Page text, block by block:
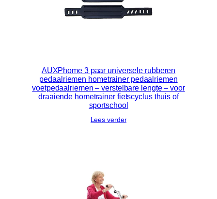
AUXPhome 3 paar universele rubberen
pedaalriemen hometrainer pedaalriemen
voetpedaalriemen – verstelbare lengte – voor
draaiende hometrainer fietscyclus thuis of
sportschool
Lees verder